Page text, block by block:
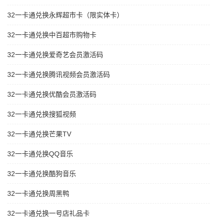
32一卡通兑换永辉超市卡（限实体卡）
32一卡通兑换中百超市购物卡
32一卡通兑换爱奇艺会员激活码
32一卡通兑换腾讯视频会员激活码
32一卡通兑换优酷会员激活码
32一卡通兑换搜狐视频
32一卡通兑换芒果TV
32一卡通兑换QQ音乐
32一卡通兑换酷狗音乐
32一卡通兑换周黑鸭
32一卡通兑换一号店礼品卡